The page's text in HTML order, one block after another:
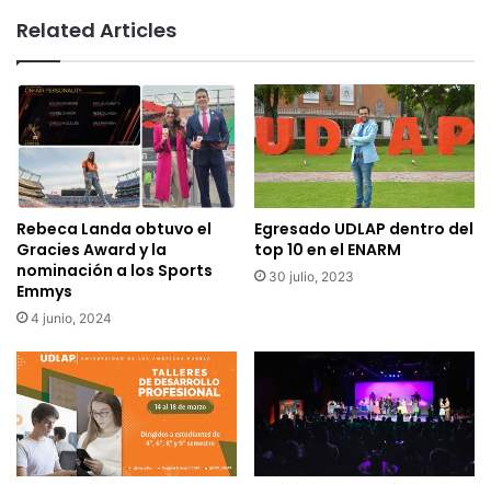
Related Articles
Rebeca Landa obtuvo el
Gracies Award y la
nominación a los Sports
Emmys
4 junio, 2024
Egresado UDLAP dentro del
top 10 en el ENARM
30 julio, 2023